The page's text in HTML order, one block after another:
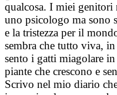
qualcosa. I miei genitori
uno psicologo ma sono
e la tristezza per il
sembra che tutto viva, in
sento i gatti miagolare
piante che crescono e
Scrivo nel mio diario